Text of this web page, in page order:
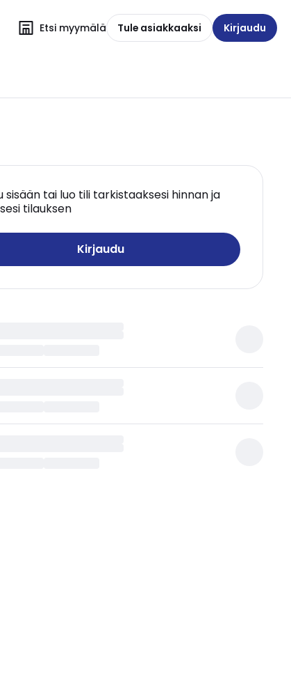
Etsi myymälä Tule asiakkaaksi Kirjaudu
sisään tai luo tili tarkistaaksesi hinnan ja
tilauksen
Kirjaudu